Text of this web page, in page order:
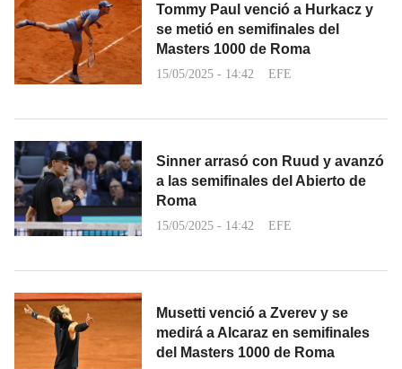
Tommy Paul venció a Hurkacz y
se metió en semifinales del
Masters 1000 de Roma
15/05/2025 - 14:42 EFE
Sinner arrasó con Ruud y avanzó
a las semifinales del Abierto de
Roma
15/05/2025 - 14:42 EFE
Musetti venció a Zverev y se
medirá a Alcaraz en semifinales
del Masters 1000 de Roma